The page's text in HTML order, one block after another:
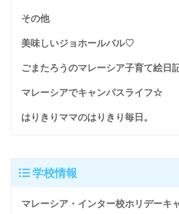
その他
美味しいジョホールバル♡
ごまたろうのマレーシア子育て絵日
マレーシアでキャンパスライフ☆
はりきりママのはりきり毎日。
学校情報
マレーシア・インター校ホリデーキ